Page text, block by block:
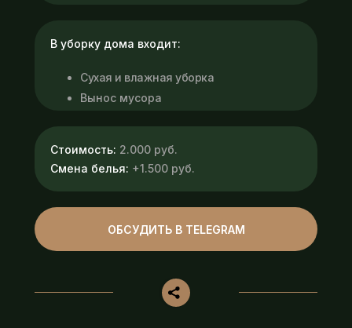
ОБСУДИТЬ В TELEGRAM
Стоимость: 2.000 руб.
В уборку дома входит:
Сухая и влажная уборка
Вынос мусора
Смена белья: +1.500 руб.